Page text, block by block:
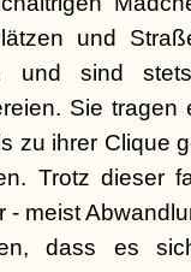
und
und sind
Sie tragen
zu ihrer Clique
Trotz dieser
meist
dass es